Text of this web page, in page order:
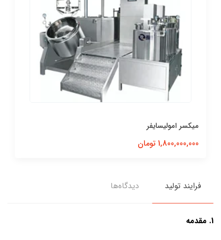
پاتیل پخت
200,000,000 تومان
فرایند تولید دیدگاه‌ها
1. مقدمه